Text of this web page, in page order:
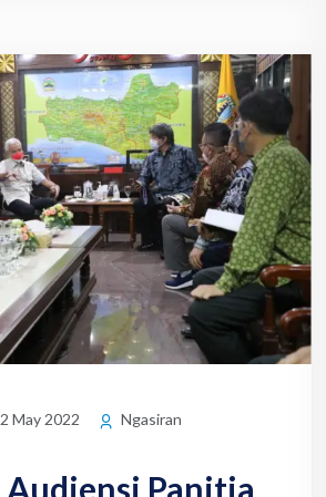
May 2022
Ngasiran
Audiensi Panitia